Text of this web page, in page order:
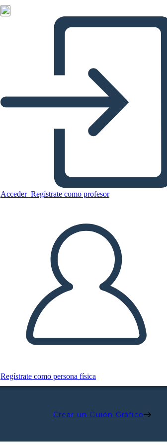
Acceder Regístrate como profesor
Regístrate como persona física
Crear un Guión Gráfico